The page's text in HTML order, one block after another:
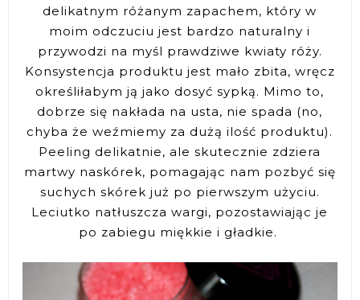
delikatnym różanym zapachem, który w
moim odczuciu jest bardzo naturalny i
przywodzi na myśl prawdziwe kwiaty róży.
Konsystencja produktu jest mało zbita, wręcz
określiłabym ją jako dosyć sypką. Mimo to,
dobrze się nakłada na usta, nie spada (no,
chyba że weźmiemy za dużą ilość produktu).
Peeling delikatnie, ale skutecznie zdziera
martwy naskórek, pomagając nam pozbyć się
suchych skórek już po pierwszym użyciu.
Leciutko natłuszcza wargi, pozostawiając je
po zabiegu miękkie i gładkie.